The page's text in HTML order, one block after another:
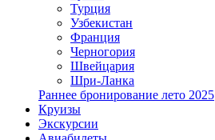
Турция
Узбекистан
Франция
Черногория
Швейцария
Шри-Ланка
Раннее бронирование лето 2025
Круизы
Экскурсии